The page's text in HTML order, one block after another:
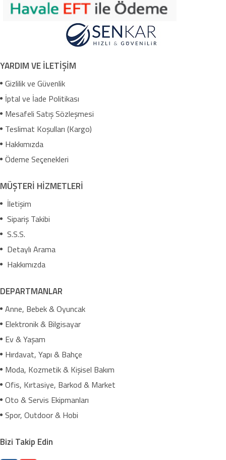
YARDIM VE İLETİŞİM
Gizlilik ve Güvenlik
İptal ve İade Politikası
Mesafeli Satış Sözleşmesi
Teslimat Koşulları (Kargo)
Hakkımızda
Ödeme Seçenekleri
MÜŞTERİ HİZMETLERİ
İletişim
Sipariş Takibi
S.S.S.
Detaylı Arama
Hakkımızda
DEPARTMANLAR
Anne, Bebek & Oyuncak
Elektronik & Bilgisayar
Ev & Yaşam
Hırdavat, Yapı & Bahçe
Moda, Kozmetik & Kişisel Bakım
Ofis, Kırtasiye, Barkod & Market
Oto & Servis Ekipmanları
Spor, Outdoor & Hobi
Bizi Takip Edin